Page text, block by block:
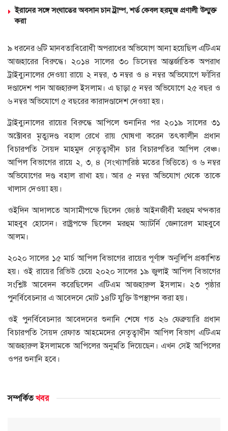
ইরানের সঙ্গে সংঘাতের অবসান চান ট্রাম্প, শর্ত কেবল হরমুজ প্রণালী উন্মুক্ত
করা
৯ ধরনের ৬টি মানবতাবিরোধী অপরাধের অভিযোগ আনা হয়েছিল এটিএম
আজহারের বিরুদ্ধে। ২০১৪ সালের ৩০ ডিসেম্বর আন্তর্জাতিক অপরাধ
ট্রাইব্যুনালের দেওয়া রায়ে ২ নম্বর, ৩ নম্বর ও ৪ নম্বর অভিযোগে ফাঁসির
দণ্ডাদেশ পান আজহারুল ইসলাম। এ ছাড়া ৫ নম্বর অভিযোগে ২৫ বছর ও
৬ নম্বর অভিযোগে ৫ বছরের কারাদণ্ডাদেশ দেওয়া হয়।
ট্রাইব্যুনালের রায়ের বিরুদ্ধে আপিলে শুনানির পর ২০১৯ সালের ৩১
অক্টোবর মৃত্যুদণ্ড বহাল রেখে রায় ঘোষণা করেন তৎকালীন প্রধান
বিচারপতি সৈয়দ মাহমুদ নেতৃত্বাধীন চার বিচারপতির আপিল বেঞ্চ।
আপিল বিভাগের রায়ে ২, ৩, ৪ (সংখ্যাগরিষ্ঠ মতের ভিত্তিতে) ও ৬ নম্বর
অভিযোগের দণ্ড বহাল রাখা হয়। আর ৫ নম্বর অভিযোগ থেকে তাকে
খালাস দেওয়া হয়।
ওইদিন আদালতে আসামীপক্ষে ছিলেন জ্যেষ্ঠ আইনজীবী মরহুম খন্দকার
মাহবুব হোসেন। রাষ্ট্রপক্ষে ছিলেন মরহুম অ্যাটর্নি জেনারেল মাহবুবে
আলম।
২০২০ সালের ১৫ মার্চ আপিল বিভাগের রায়ের পূর্ণাঙ্গ অনুলিপি প্রকাশিত
হয়। ওই রায়ের রিভিউ চেয়ে ২০২০ সালের ১৯ জুলাই আপিল বিভাগের
সংশ্লিষ্ট আবেদন করেছিলেন এটিএম আজহারুল ইসলাম। ২৩ পৃষ্ঠার
পুনর্বিবেচনার এ আবেদনে মোট ১৪টি যুক্তি উপস্থাপন করা হয়।
ওই পুনর্বিবেচনার আবেদনের শুনানি শেষে গত ২৬ ফেব্রুয়ারি প্রধান
বিচারপতি সৈয়দ রেফাত আহমেদের নেতৃত্বাধীন আপিল বিভাগ এটিএম
আজহারুল ইসলামকে আপিলের অনুমতি দিয়েছেন। এখন সেই আপিলের
ওপর শুনানি হবে।
সম্পর্কিতখবর